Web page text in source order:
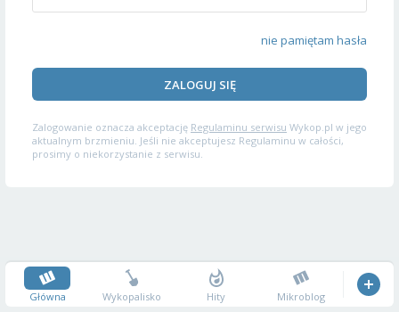
nie pamiętam hasła
ZALOGUJ SIĘ
Zalogowanie oznacza akceptację Regulaminu serwisu Wykop.pl w jego
aktualnym brzmieniu. Jeśli nie akceptujesz Regulaminu w całości,
prosimy o niekorzystanie z serwisu.
Główna Wykopalisko Hity Mikroblog